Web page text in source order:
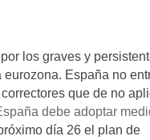
los graves y
eurozona. España no
que de no
debe adoptar
día 26 el plan de